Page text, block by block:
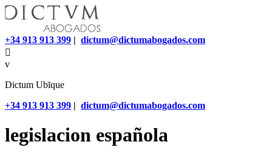
+34 913 913 399 | dictum@dictumabogados.com

v
Dictum Ubīque
+34 913 913 399 | dictum@dictumabogados.com
legislacion española